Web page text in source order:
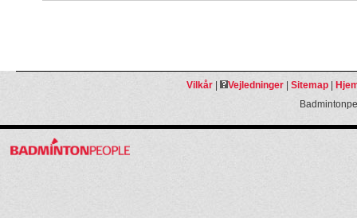
Vilkår| Vejledninger| Sitemap|